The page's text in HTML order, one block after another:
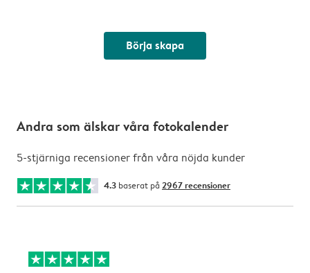
Börja skapa
Andra som älskar våra fotokalender
5-stjärniga recensioner från våra nöjda kunder
4.3 baserat på 2967 recensioner